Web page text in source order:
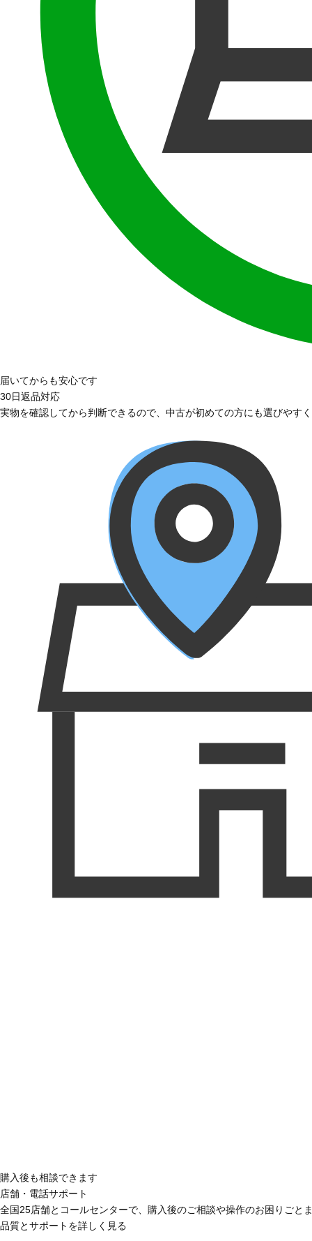
届いてからも安心です
30日返品対応
実物を確認してから判断できるので、中古が初めての方にも選びやす
購入後も相談できます
店舗・電話サポート
全国25店舗とコールセンターで、購入後のご相談や操作のお困りごと
品質とサポートを詳しく見る